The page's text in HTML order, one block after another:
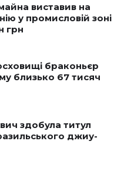
виставив на
у промисловій зоні
грн
браконьєр
близько 67 тисяч
здобула титул
джиу-